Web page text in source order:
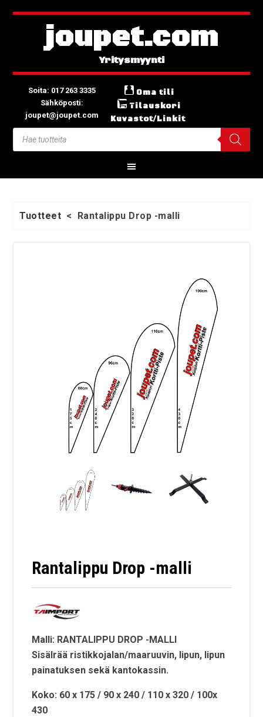
joupet.com
Soita: 017 263 3335
Sähköposti:
joupet@joupet.com
Oma tili
Tilauskori
Kuvastot/Linkit
Tuotteet < Rantalippu Drop -malli
Rantalippu Drop -malli
Malli: RANTALIPPU DROP -MALLI
Sisälrää ristikkojalan/maaruuvin, lipun, lipun
painatuksen sekä kantokassin.
Koko: 60 x 175 / 90 x 240 / 110 x 320 / 100x
430